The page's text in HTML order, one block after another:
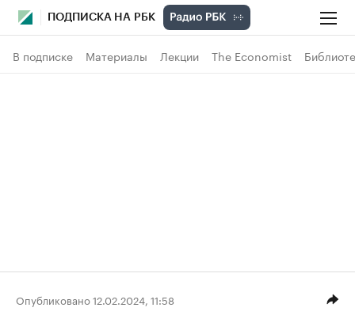
ПОДПИСКА НА РБК
В подписке Материалы Лекции The Economist
Опубликовано 12.02.2024, 11:58